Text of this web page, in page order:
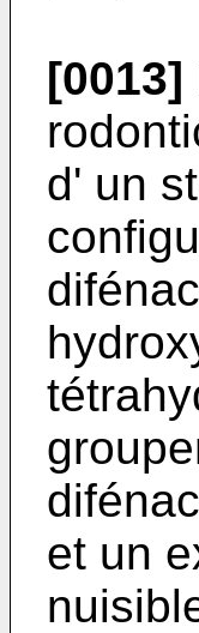
[0013]
d' un
et un